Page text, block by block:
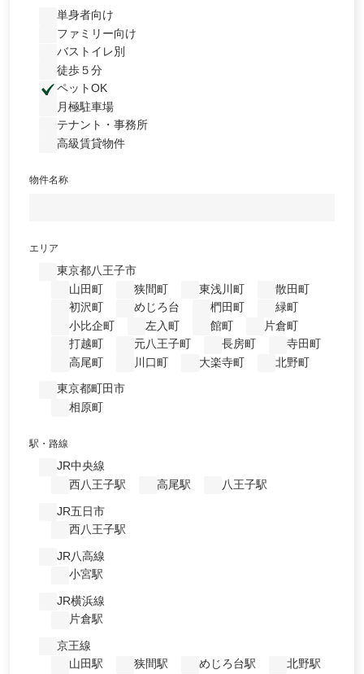
単身者向け
ファミリー向け
バストイレ別
徒歩５分
ペットOK
月極駐車場
テナント・事務所
高級賃貸物件
物件名称
エリア
東京都八王子市
山田町
狭間町 東浅川町
散田町
初沢町
めじろ台 椚田町
緑町
小比企町
左入町 館町
片倉町
打越町
元八王子町 長房町
寺田町
高尾町
川口町 大楽寺町 北野町
東京都町田市
相原町
駅・路線
JR中央線
西八王子駅
高尾駅 八王子駅
JR五日市
西八王子駅
JR八高線
小宮駅
JR横浜線
片倉駅
京王線
山田駅
狭間駅 めじろ台駅
北野駅